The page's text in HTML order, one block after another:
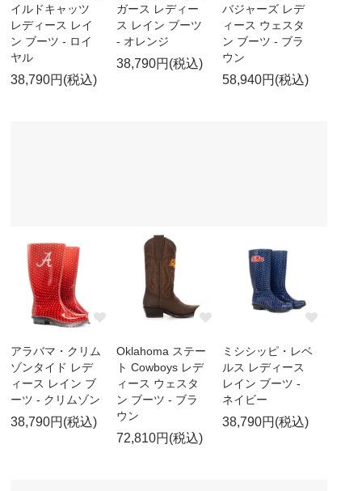
イルドキャッツ
レディース レイ
ン ブーツ - ロイ
ヤル
38,790円(税込)
ガース レディー
ス レイン ブーツ
- オレンジ
38,790円(税込)
バジャーズ レデ
ィース ウェスタ
ン ブーツ - ブラ
ウン
58,940円(税込)
アラバマ・クリム
ゾンタイド レデ
ィース レイン ブ
ーツ - クリムゾン
38,790円(税込)
Oklahoma ステー
ト Cowboys レデ
ィース ウェスタ
ン ブーツ - ブラ
ウン
72,810円(税込)
ミシシッピ・レベ
ルス レディース
レイン ブーツ -
ネイビー
38,790円(税込)